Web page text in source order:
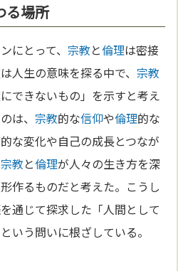
る場所
ンにとって、 宗教と倫理は密接
人生の意味を探る中で、 宗教
できないもの」を示すと考え
は、 宗教的な信仰や倫理的な
な変化や自己の成長とつなが
宗教と倫理が人々の生き方を深
作るものだと考えた。こうし
通じて探求した「人間として
いう問いに根ざしている。